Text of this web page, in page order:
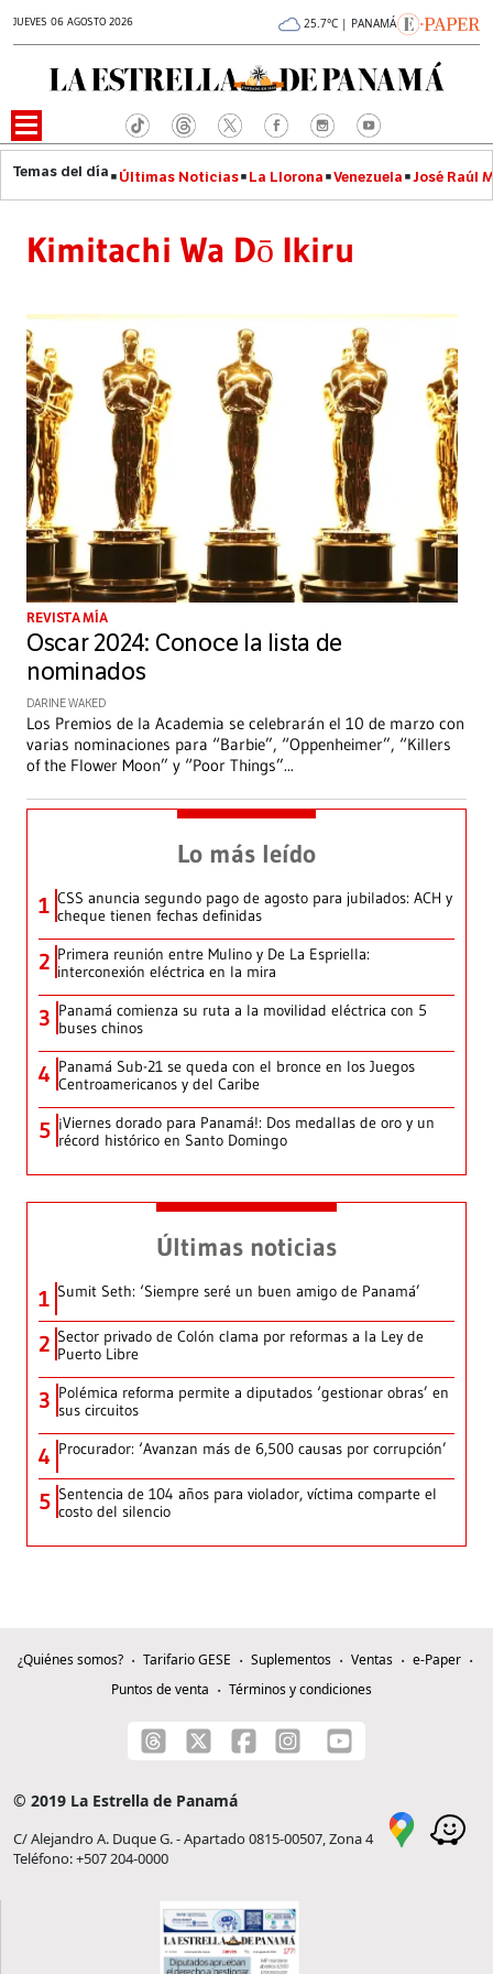
JUEVES 06 AGOSTO 2026 25.7°C | PANAMÁ
Últimas Noticias La Llorona Venezuela José Raúl
Kimitachi Wa Dō Ikiru
REVISTA MÍA
Oscar 2024: Conoce la lista de
nominados
DARINE WAKED
Los Premios de la Academia se celebrarán el 10 de marzo con
varias nominaciones para “Barbie”, “Oppenheimer”, “Killers
of the Flower Moon” y “Poor Things”...
Lo más leído
1 CSS anuncia segundo pago de agosto para jubilados: ACH y
cheque tienen fechas definidas
2 Primera reunión entre Mulino y De La Espriella:
interconexión eléctrica en la mira
3 Panamá comienza su ruta a la movilidad eléctrica con 5
buses chinos
4 Panamá Sub-21 se queda con el bronce en los Juegos
Centroamericanos y del Caribe
5 ¡Viernes dorado para Panamá!: Dos medallas de oro y un
récord histórico en Santo Domingo
Últimas noticias
1 Sumit Seth: ‘Siempre seré un buen amigo de Panamá’
2 Sector privado de Colón clama por reformas a la Ley de
Puerto Libre
3 Polémica reforma permite a diputados ‘gestionar obras’ en
sus circuitos
4 Procurador: ‘Avanzan más de 6,500 causas por corrupción’
5 Sentencia de 104 años para violador, víctima comparte el
costo del silencio
¿Quiénes somos? Tarifario GESE Suplementos Ventas
e-Paper
Puntos de venta
Términos y condiciones
© 2019 La Estrella de Panamá
C/ Alejandro A. Duque G. - Apartado 0815-00507, Zona 4
Teléfono: +507 204-0000